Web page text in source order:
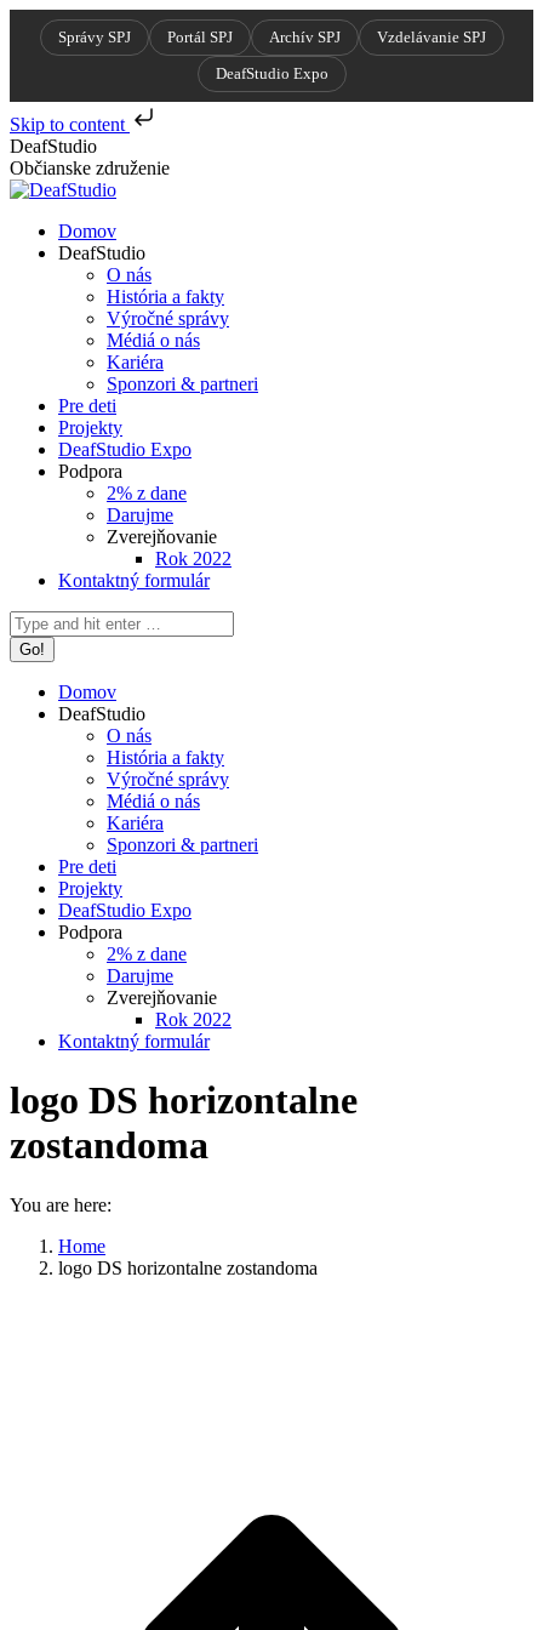
Správy SPJ Portál SPJ Archív SPJ
Vzdelávanie SPJ
DeafStudio Expo
Skip to content
Skip
to
content
DeafStudio
Občianske združenie
Domov
DeafStudio
O nás
História a fakty
Výročné správy
Médiá o nás
Kariéra
Sponzori & partneri
Pre deti
Projekty
DeafStudio Expo
Podpora
2% z dane
Darujme
Zverejňovanie
Rok 2022
Kontaktný formulár
Search:
Domov
DeafStudio
O nás
História a fakty
Výročné správy
Médiá o nás
Kariéra
Sponzori & partneri
Pre deti
Projekty
DeafStudio Expo
Podpora
2% z dane
Darujme
Zverejňovanie
Rok 2022
Kontaktný formulár
logo DS horizontalne
zostandoma
You are here:
Home
logo DS horizontalne zostandoma